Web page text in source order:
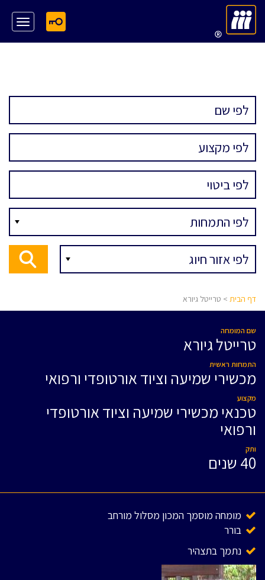
דף הבית > טרייטל גיורא
שם המומחה
טרייטל גיורא
התמחות ראשית
מכשירי שמיעה וציוד אורטופדי ורפואי
מקצוע
טכנאי מכשירי שמיעה וציוד אורטופדי
ורפואי
ותק
40 שנים
מומחה מוסמך המכון מסלול מורחב
בורר
נתמך בתצהיר